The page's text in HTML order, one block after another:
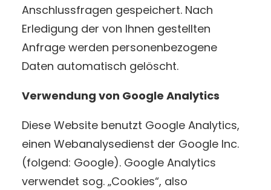
Anschlussfragen gespeichert. Nach
Erledigung der von Ihnen gestellten
Anfrage werden personenbezogene
Daten automatisch gelöscht.
Verwendung von Google Analytics
Diese Website benutzt Google Analytics,
einen Webanalysedienst der Google Inc.
(folgend: Google). Google Analytics
verwendet sog. „Cookies“, also